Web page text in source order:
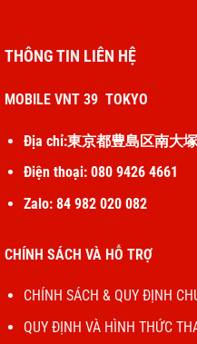
tương thích. Vì thế hãy
chế độ này bằng cách
kiệm pin.
Tắt kết nối không cần
nói riêng và các dòng
Nếu bạn chơi game, hãy
mức trung bình – thấp
không phải tiêu hao
THÔNG TIN LIÊN HỆ
MOBILE VNT 39 TOKYO
Địa chỉ:東京都豊島区南大
Điện thoại: 080 9426 4661
Zalo: 84 982 020 082
CHÍNH SÁCH VÀ HỖ TRỢ
CHÍNH SÁCH & QUY ĐỊNH
QUY ĐỊNH VÀ HÌNH THỨC